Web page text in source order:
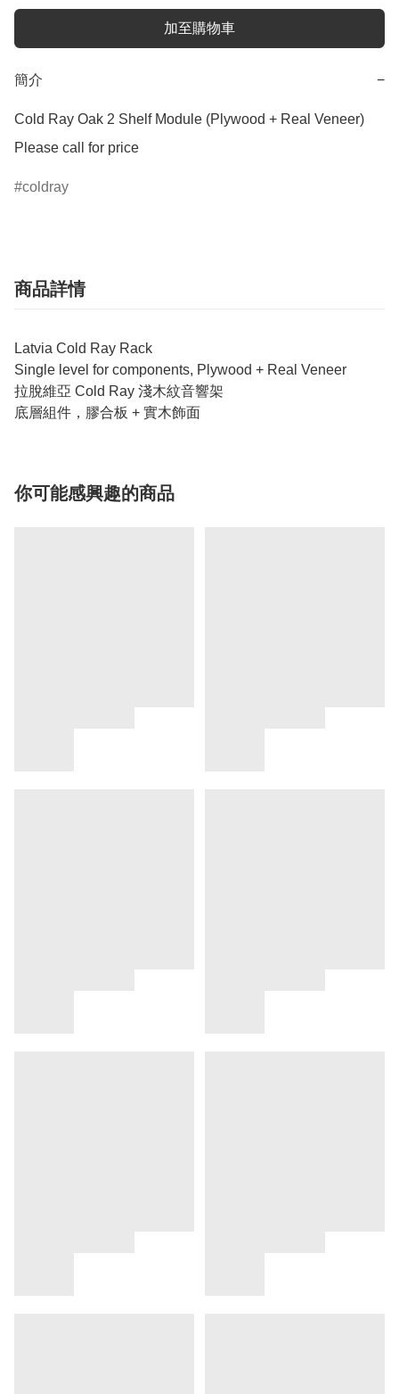
加至購物車
簡介 −
Cold Ray Oak 2 Shelf Module (Plywood + Real Veneer)
coldray
商品詳情
Latvia Cold Ray Rack
Single level for components, Plywood + Real Veneer
拉脫維亞 Cold Ray 淺木紋音響架
底層組件，膠合板 + 實木飾面
你可能感興趣的商品